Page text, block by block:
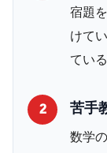
宿題
けて
てい
2 苦手
数学